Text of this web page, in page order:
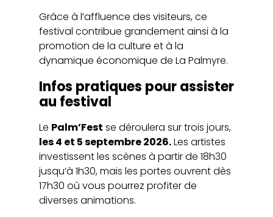
Grâce à l’affluence des visiteurs, ce
festival contribue grandement ainsi à la
promotion de la culture et à la
dynamique économique de La Palmyre.
Infos pratiques pour assister
au festival
Le Palm’Fest se déroulera sur trois jours,
les 4 et 5 septembre 2026.Les artistes
investissent les scènes à partir de 18h30
jusqu’à 1h30, mais les portes ouvrent dès
17h30 où vous pourrez profiter de
diverses animations.